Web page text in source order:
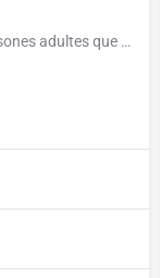
Estudis que tenen com a objectiu que les persones adultes que ho necessitin assoleixin un grau de competència…